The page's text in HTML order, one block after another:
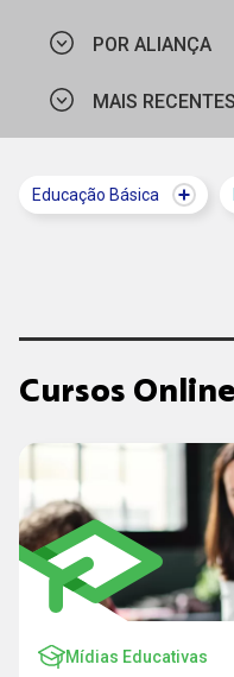
POR ALIANÇA
SESI NACIONAL / SENAI
MAIS RECENTES
Educação Básica
Cursos Online
Mídias Educativas